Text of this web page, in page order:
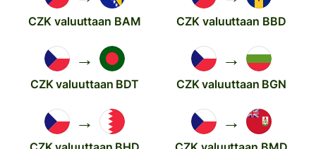
CZK valuuttaan BAM CZK valuuttaan BBD
→
CZK valuuttaan BDT
→
CZK valuuttaan BGN
→ →